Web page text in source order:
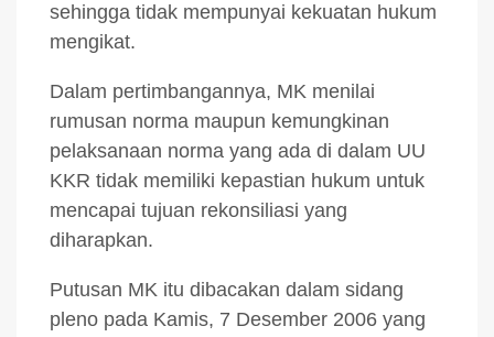
sehingga tidak mempunyai kekuatan hukum
mengikat.
Dalam pertimbangannya, MK menilai
rumusan norma maupun kemungkinan
pelaksanaan norma yang ada di dalam UU
KKR tidak memiliki kepastian hukum untuk
mencapai tujuan rekonsiliasi yang
diharapkan.
Putusan MK itu dibacakan dalam sidang
pleno pada Kamis, 7 Desember 2006 yang